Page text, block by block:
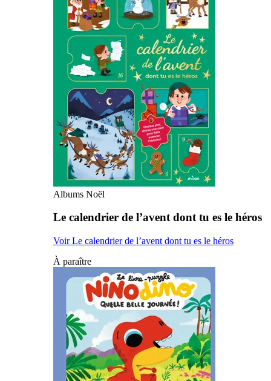
Albums Noël
Le calendrier de l’avent dont tu es le héros
Voir Le calendrier de l’avent dont tu es le héros
À paraître